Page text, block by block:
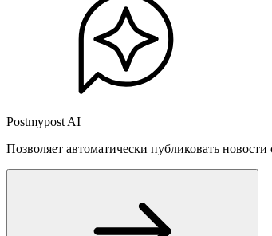
Postmypost AI
Позволяет автоматически публиковать